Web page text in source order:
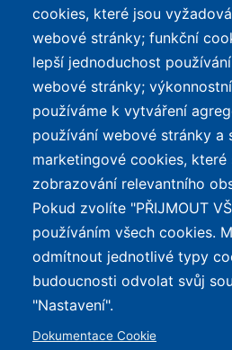
Přehled top listů
Nejlehčí elektrokola
Největší dojezd
Nejlevnější s Bosch CX
Největší poklesy cen
Nejlepší poměr
cena/výkon
e-
O WEBU
Průvodce světem
elektrokol — recenze,
mapa nabíjecích stanic z
cookies, které jsou
webové stránky; funkční
lepší jednoduchost
webové stránky;
používáme k vytváření
používání webové stránky a
marketingové cookies,
zobrazování relevantního
Pokud zvolíte "PŘIJMOUT
používáním všech cookies.
odmítnout jednotlivé typy
budoucnosti odvolat svůj
"Nastavení".
Dokumentace Cookie
REKLAMA